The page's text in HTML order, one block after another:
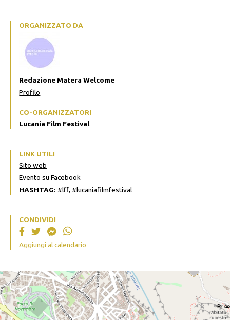
ORGANIZZATO DA
Redazione Matera Welcome
Profilo
CO-ORGANIZZATORI
Lucania Film Festival
LINK UTILI
Sito web
Evento su Facebook
HASHTAG: #lff, #lucaniafilmfestival
CONDIVIDI
Aggiungi al calendario